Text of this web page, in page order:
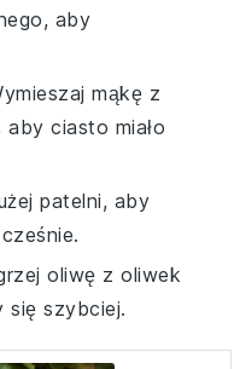
aby
mąkę z
aby ciasto miało
patelni, aby
oliwę z oliwek
się szybciej.